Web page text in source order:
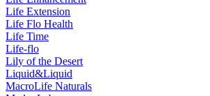
Life Extension
Life Flo Health
Life Time
Life-flo
Lily of the Desert
Liquid&Liquid
MacroLife Naturals